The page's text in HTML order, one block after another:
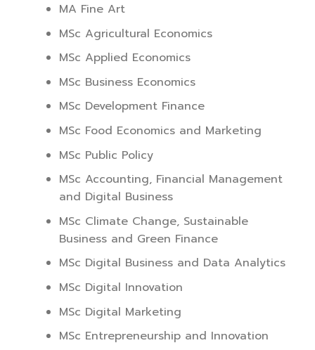
MA Fine Art
MSc Agricultural Economics
MSc Applied Economics
MSc Business Economics
MSc Development Finance
MSc Food Economics and Marketing
MSc Public Policy
MSc Accounting, Financial Management
and Digital Business
MSc Climate Change, Sustainable
Business and Green Finance
MSc Digital Business and Data Analytics
MSc Digital Innovation
MSc Digital Marketing
MSc Entrepreneurship and Innovation